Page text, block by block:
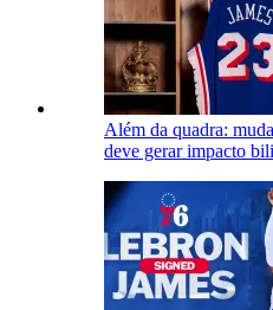
Além da quadra:
deve gerar impacto